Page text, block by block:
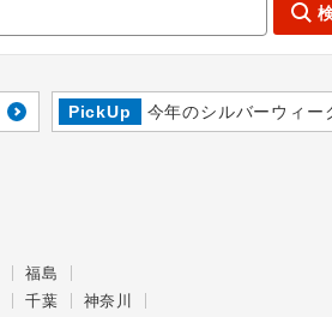
PickUp 今年のシルバーウィー
福島
千葉
神奈川